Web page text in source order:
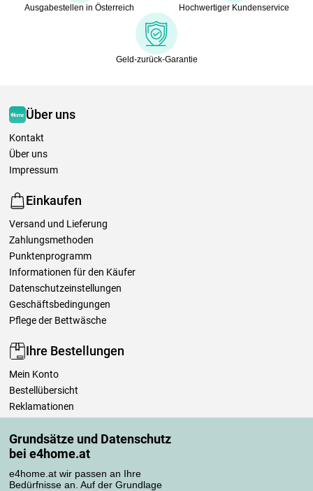
Grundsätze und Datenschutz
bei e4home.at
e4home.at wir passen an Ihre
Bedürfnisse an. Auf der Grundlage
Ausgabestellen in Österreich Hochwertiger Kundenservice
Geld-zurück-Garantie
Über uns
Kontakt
Über uns
Impressum
Einkaufen
Versand und Lieferung
Zahlungsmethoden
Punktenprogramm
Informationen für den Käufer
Datenschutzeinstellungen
Geschäftsbedingungen
Pflege der Bettwäsche
Ihre Bestellungen
Mein Konto
Bestellübersicht
Reklamationen
Einfach mehr wissen
Richtlinien zur Verarbeitung von Bewertungen